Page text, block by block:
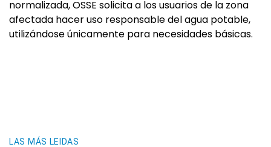
normalizada, OSSE solicita a los usuarios de la zona
afectada hacer uso responsable del agua potable,
utilizándose únicamente para necesidades básicas.
LAS MÁS LEIDAS